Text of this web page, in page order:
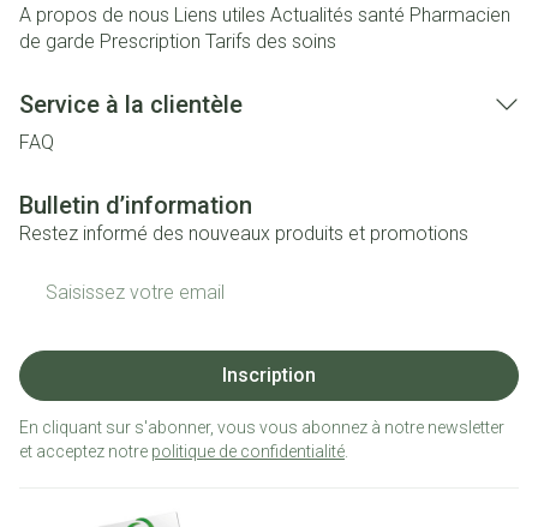
A propos de nous Liens utiles Actualités santé Pharmacien
de garde Prescription Tarifs des soins
Service à la clientèle
FAQ
Bulletin d’information
Restez informé des nouveaux produits et promotions
Inscription
En cliquant sur s'abonner, vous vous abonnez à notre newsletter
et acceptez notre politique de confidentialité